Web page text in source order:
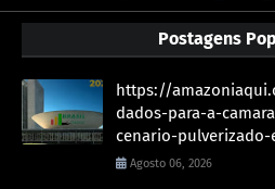
Postagens
https://
dados-para-a-
cenario-
indecisos/
Agosto 06, 2026